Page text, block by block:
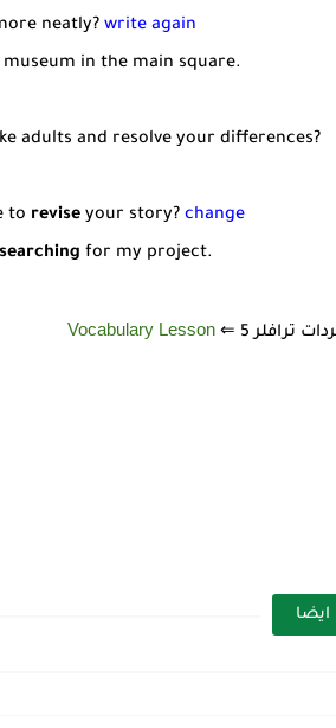
neatly? write again
in the main square.
adults and resolve your differences?
to revise your story? change
for my project.
ترافلر 5 ⇐ Vocabulary Lesson